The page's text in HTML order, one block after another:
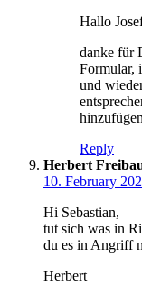
Hallo
danke für
Formular,
und
Reply
Herbert
10. February
Hi Sebastian,
tut sich was in
du es in Angriff
Herbert